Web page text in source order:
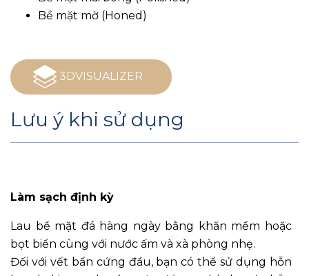
Bề mặt mờ (Honed)
3DVISUALIZER
Lưu ý khi sử dụng
Làm sạch định kỳ
Lau bề mặt đá hàng ngày bằng khăn mềm hoặc
bọt biển cùng với nước ấm và xà phòng nhẹ.
Đối với vết bẩn cứng đầu, bạn có thể sử dụng hỗn